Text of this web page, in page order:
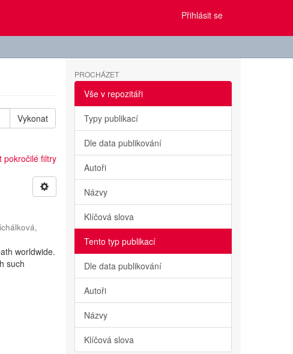
Přihlásit se
Vykonat
pokročilé filtry
worldwide.
such
PROCHÁZET
Vše v repozitáři
Typy publikací
Dle data publikování
Autoři
Názvy
Klíčová slova
Tento typ publikací
Dle data publikování
Autoři
Názvy
Klíčová slova